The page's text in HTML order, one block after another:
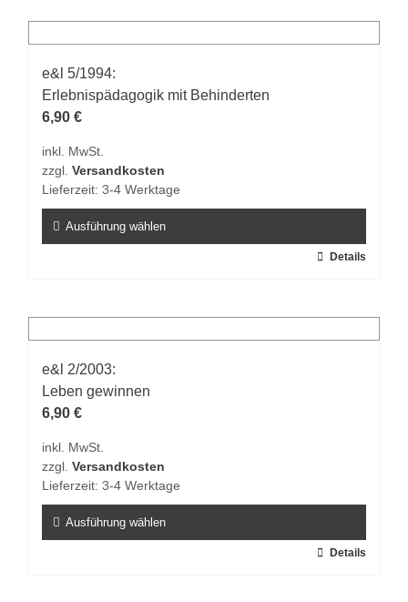
e&l 5/1994:
Erlebnispädagogik mit Behinderten
6,90 €
inkl. MwSt.
zzgl. Versandkosten
Lieferzeit: 3-4 Werktage
Ausführung wählen
Varianten
auf.
Die
Optionen
auf
der
gewählt
werden
Details
e&l 2/2003:
Leben gewinnen
6,90 €
inkl. MwSt.
zzgl. Versandkosten
Lieferzeit: 3-4 Werktage
Ausführung wählen
Details